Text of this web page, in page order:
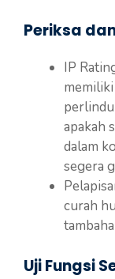
Periksa
IP
apakah
dalam
segera
curah
Uji Fungsi